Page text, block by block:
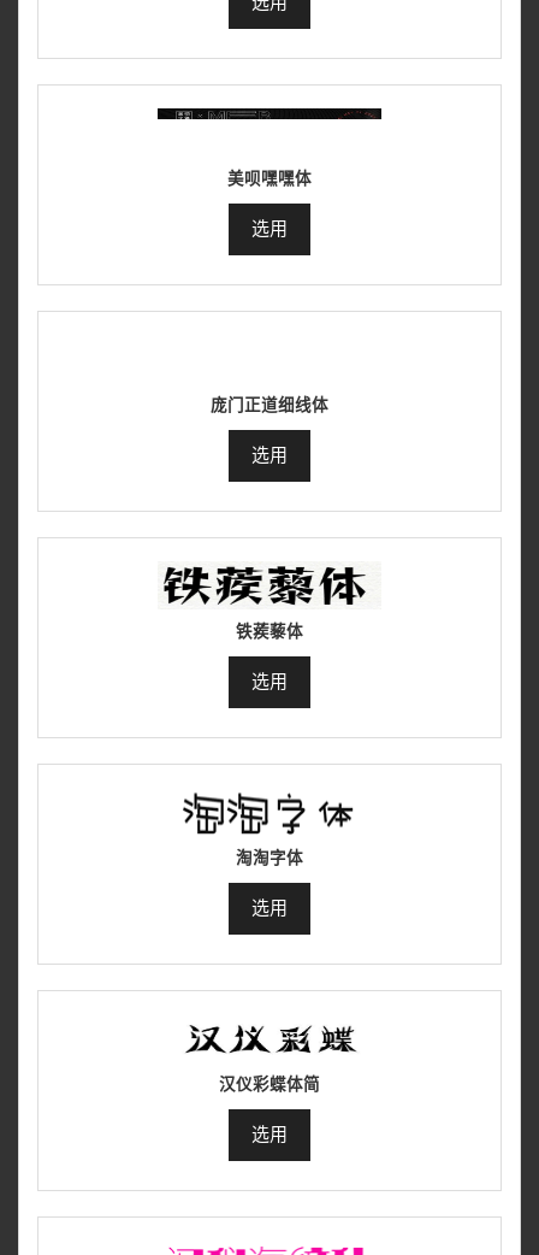
美呗嘿嘿体
选用
庞门正道细线体
选用
铁蒺藜体
选用
淘淘字体
选用
汉仪彩蝶体简
选用